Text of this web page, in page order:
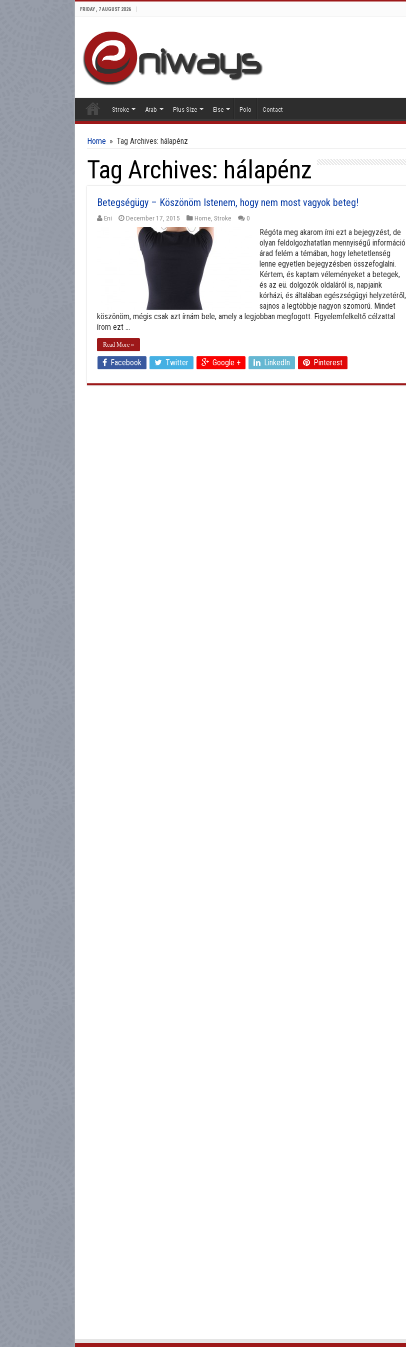
FRIDAY , 7 AUGUST 2026
Stroke Arab Plus Size Else Polo Contact
Home » Tag Archives: hálapénz
Tag Archives: hálapénz
Betegségügy – Köszönöm Istenem, hogy nem most vagyok beteg!
Eni December 17, 2015 Home Stroke 0
Régóta meg akarom írni ezt a bejegyzést, de
olyan feldolgozhatatlan mennyiségű információ
árad felém a témában, hogy lehetetlenség
lenne egyetlen bejegyzésben összefoglalni.
Kértem, és kaptam véleményeket a betegek,
és az eü. dolgozók oldaláról is, napjaink
kórházi, és általában egészségügyi helyzetéről,
sajnos a legtöbbje nagyon szomorú. Mindet
köszönöm, mégis csak azt írnám bele, amely a legjobban megfogott. Figyelemfelkeltő célzattal
írom ezt ...
Read More »
Facebook Twitter Google + LinkedIn Pinterest